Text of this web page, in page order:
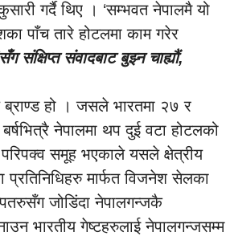
गर्दै थिए । ‘सम्भवत नेपालमै यो
पाँच तारे होटलमा काम गरेर
संक्षिप्त संवादबाट बुझ्न चाह्यौं,
ब्राण्ड हो । जसले भारतमा २७ र
नेपालमा थप दुई वटा होटलको
परिपक्व समूह भएकाले यसले क्षेत्रीय
प्रतिनिधिहरु मार्फत विजनेश सेलका
जोडिंदा नेपालगन्जकै
भारतीय गेष्टहरुलाई नेपालगन्जसम्म